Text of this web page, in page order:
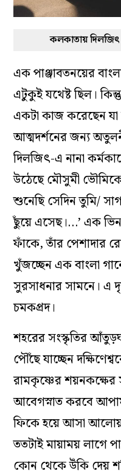
কলকাতায় দিলজিৎ
এক পাঞ্জাবতনয়ের
এটুকুই যথেষ্ট ছিল।
একটা কাজ করেছেন যা
আত্মদর্শনের জন্য
দিলজিৎ-এ নানা
উঠেছে মৌসুমী
শুনেছি সেদিন তুমি/
ছুঁয়ে এসেছ।…’ এক
ফাঁকে, তাঁর পেশাদার
খুঁজচ্ছেন এক বাংলা
সুরসাধনার সামনে। এ
চমকপ্রদ।
শহরের সংস্কৃতির
পৌঁছে যাচ্ছেন
রামকৃষ্ণের শয়নকক্ষের
আবেগস্নাত করবে
ফিকে হয়ে আসা আলোয়
ততটাই মায়াময় লাগে
কোন থেকে উঁকি দেয়